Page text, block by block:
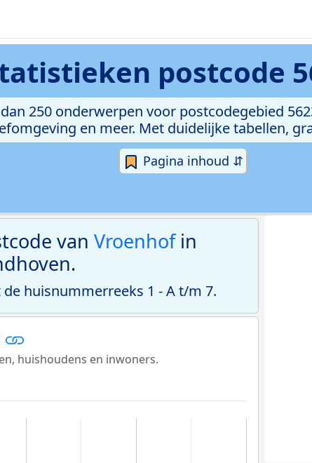
postcode
250 onderwerpen voor postcodegebied
en meer. Met duidelijke tabellen,
Pagina inhoud ⇵
van Vroenhofin
de huisnummerreeks 1 - A t/m 7.
huishoudens en inwoners.